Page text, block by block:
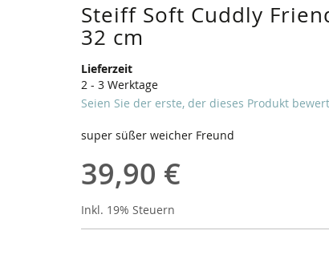
Steiff Soft Cuddly
32 cm
Lieferzeit
2 - 3 Werktage
Seien Sie der erste, der dieses Produkt
super süßer weicher Freund
39,90 €
Inkl. 19% Steuern